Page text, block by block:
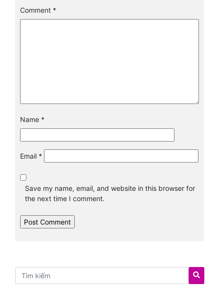
Comment *
Name *
Email *
Save my name, email, and website in this browser for
the next time I comment.